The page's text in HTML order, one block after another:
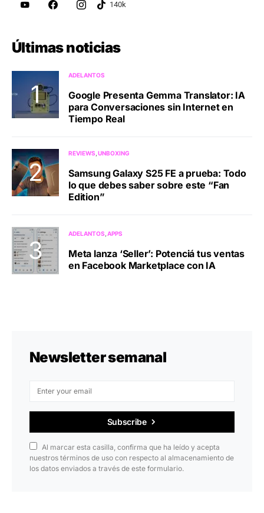
Últimas noticias
ADELANTOS
Google Presenta Gemma Translator: IA
para Conversaciones sin Internet en
Tiempo Real
REVIEWS UNBOXING
Samsung Galaxy S25 FE a prueba: Todo
lo que debes saber sobre este “Fan
Edition”
ADELANTOS APPS
Meta lanza ‘Seller’: Potenciá tus ventas
en Facebook Marketplace con IA
Newsletter semanal
Subscribe
Al marcar esta casilla, confirma que ha leído y acepta
nuestros términos de uso con respecto al almacenamiento de
los datos enviados a través de este formulario.